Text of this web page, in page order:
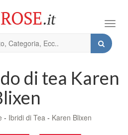
di tea Karen
- Ibridi di Tea - Karen Blixen